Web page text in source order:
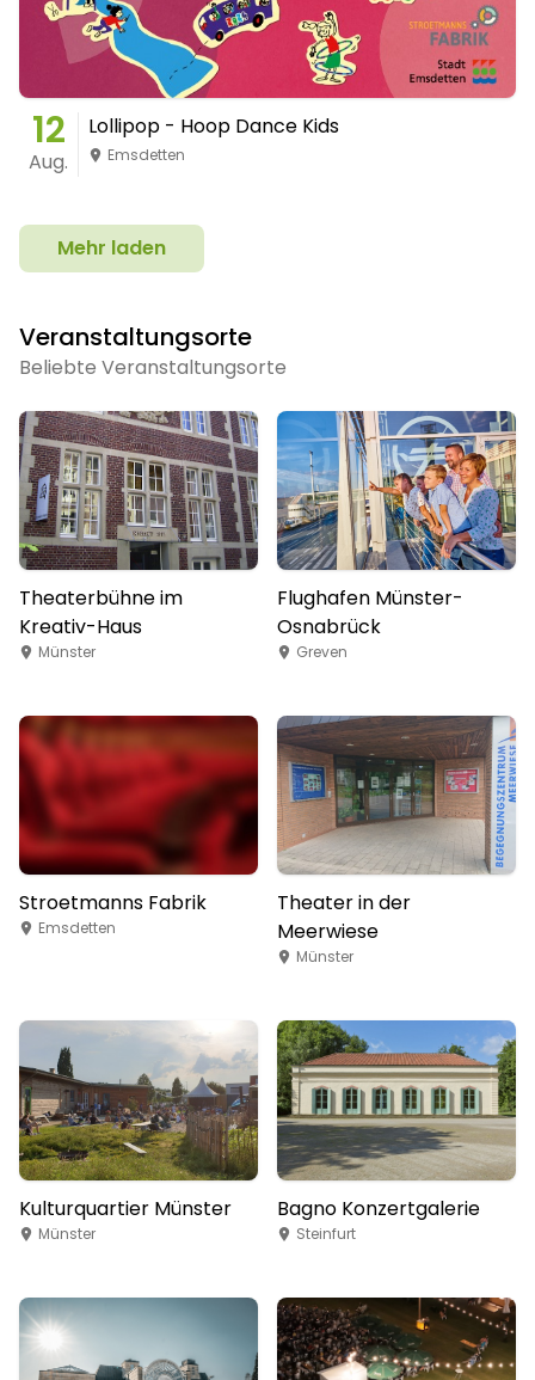
12
Aug.
Lollipop - Hoop Dance Kids
Emsdetten
Mehr laden
Veranstaltungsorte
Beliebte Veranstaltungsorte
Theaterbühne im
Kreativ-Haus
Münster
Flughafen Münster-
Osnabrück
Greven
Stroetmanns Fabrik
Emsdetten
Theater in der
Meerwiese
Münster
Kulturquartier Münster
Münster
Bagno Konzertgalerie
Steinfurt